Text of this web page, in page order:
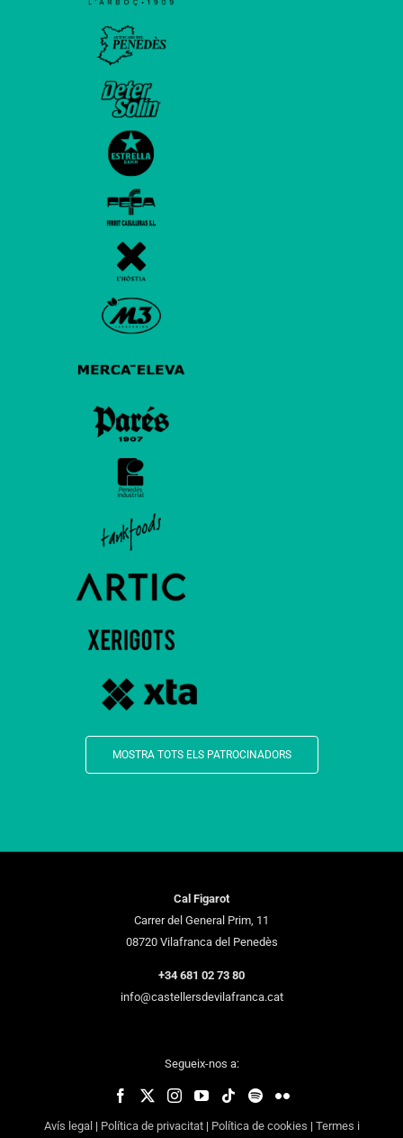
MOSTRA TOTS ELS PATROCINADORS
Cal Figarot
Carrer del General Prim, 11
08720 Vilafranca del Penedès
+34 681 02 73 80
info@castellersdevilafranca.cat
Segueix-nos a:
Avís legal | Política de privacitat| Política de cookies | Termes i